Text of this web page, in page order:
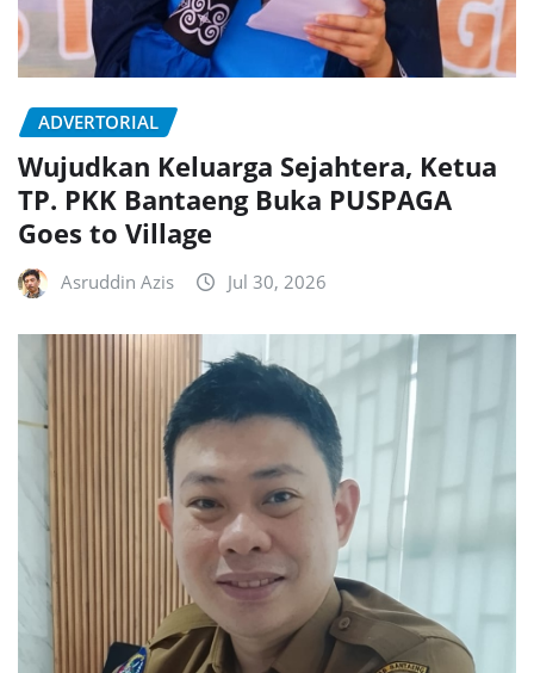
ADVERTORIAL
Wujudkan Keluarga Sejahtera, Ketua
TP. PKK Bantaeng Buka PUSPAGA
Goes to Village
Asruddin Azis Jul 30, 2026